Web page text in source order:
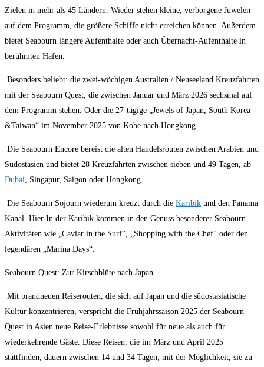
Zielen in mehr als 45 Ländern. Wieder stehen kleine, verborgene Juwelen
auf dem Programm, die größere Schiffe nicht erreichen können. Außerdem
bietet Seabourn längere Aufenthalte oder auch Übernacht-Aufenthalte in
berühmten Häfen.
Besonders beliebt: die zwei-wöchigen Australien / Neuseeland Kreuzfahrten
mit der Seabourn Quest, die zwischen Januar und März 2026 sechsmal auf
dem Programm stehen. Oder die 27-tägige „Jewels of Japan, South Korea
&Taiwan“ im November 2025 von Kobe nach Hongkong.
Die Seabourn Encore bereist die alten Handelsrouten zwischen Arabien und
Südostasien und bietet 28 Kreuzfahrten zwischen sieben und 49 Tagen, ab
Dubai , Singapur, Saigon oder Hongkong.
Die Seabourn Sojourn wiederum kreuzt durch die Karibik und den Panama
Kanal. Hier In der Karibik kommen in den Genuss besonderer Seabourn
Aktivitäten wie „Caviar in the Surf“, „Shopping with the Chef“ oder den
legendären „Marina Days“.
Seabourn Quest: Zur Kirschblüte nach Japan
Mit brandneuen Reiserouten, die sich auf Japan und die südostasiatische
Kultur konzentrieren, verspricht die Frühjahrssaison 2025 der Seabourn
Quest in Asien neue Reise-Erlebnisse sowohl für neue als auch für
wiederkehrende Gäste. Diese Reisen, die im März und April 2025
stattfinden, dauern zwischen 14 und 34 Tagen, mit der Möglichkeit, sie zu